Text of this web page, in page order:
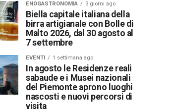
ENOGASTRONOMIA 3 giorni ago
Biella capitale italiana della
birra artigianale con Bolle di
Malto 2026, dal 30 agosto al
7 settembre
EVENTI 1 settimana ago
In agosto le Residenze reali
sabaude e i Musei nazionali
del Piemonte aprono luoghi
nascosti e nuovi percorsi di
visita